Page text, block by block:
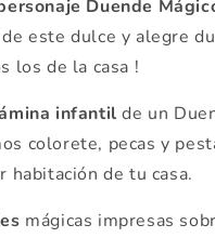
Duende
este dulce y alegre
los de la casa !
infantil de un
colorete, pecas y
habitación de tu casa.
mágicas impresas